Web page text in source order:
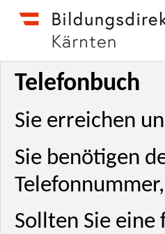
Telefonbuch
Sie erreichen
Sie benötigen
Sollten Sie